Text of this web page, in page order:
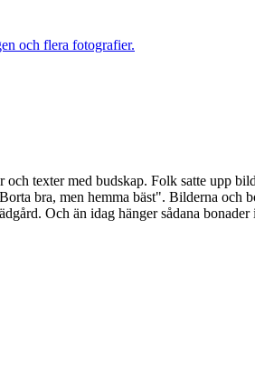
texter med budskap. Folk satte upp
bra, men hemma bäst". Bilderna
Och än idag hänger sådana